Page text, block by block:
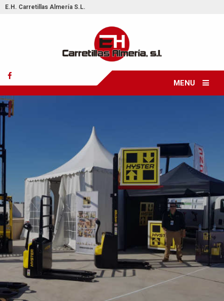
E.H. Carretillas Almería S.L.
MENU